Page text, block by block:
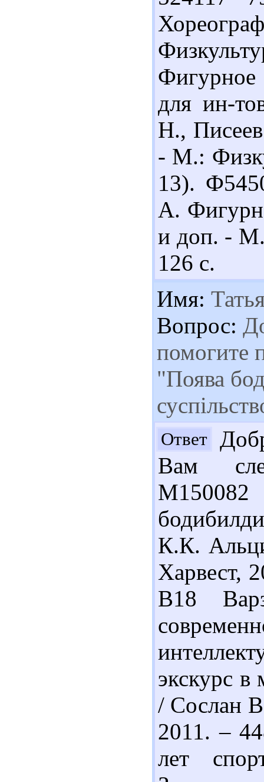
Фигурное
для ин-
Н.,
- М.:
13).
А.
и доп. - М.
126 с.
Имя:
Вопрос:
помогите
"Поява
Ответ
Вам
К.К.
Харвест,
В18
экскурс в
/ Сослан
2011. –
лет